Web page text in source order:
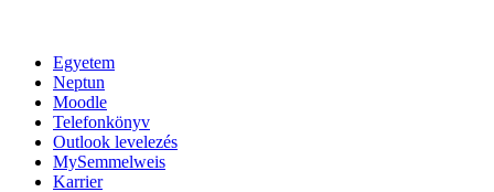
Egyetem
Neptun
Moodle
Telefonkönyv
Outlook levelezés
MySemmelweis
Karrier